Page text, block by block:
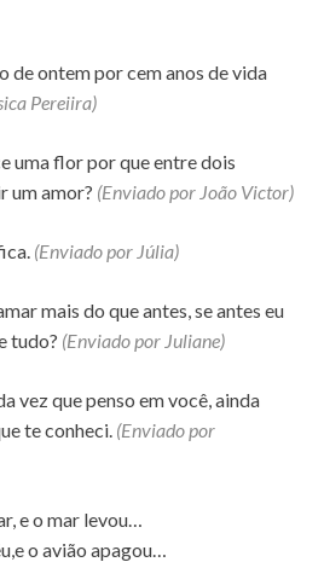
de ontem por cem anos de vida
Pereiira)
uma flor por que entre dois
um amor? (Enviado por João Victor)
(Enviado por Júlia)
mais do que antes, se antes eu
tudo? (Enviado por Juliane)
vez que penso em você, ainda
te conheci. (Enviado por
e o mar levou…
o avião apagou…